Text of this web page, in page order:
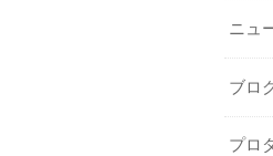
ニュ
ブロ
プロ